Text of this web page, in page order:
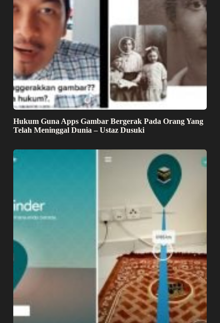
Hukum Guna Apps Gambar Bergerak Pada Orang Yang
Telah Meninggal Dunia – Ustaz Dusuki